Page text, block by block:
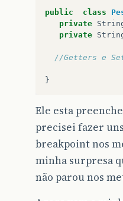
public class
private
private
//Getters e
}
Ele esta
precisei fazer
breakpoint nos
minha surpresa
não parou nos